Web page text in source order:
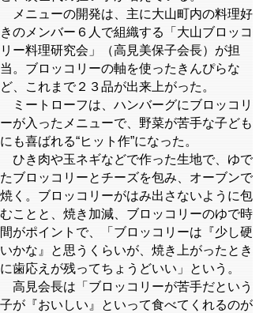
メニューの開発は、主に大山町内の料理好
きのメンバー６人で組織する「大山ブロッコ
リー料理研究会」（高見美保子会長）が担
当。ブロッコリーの軸を使ったきんぴらな
ど、これまで２３品が出来上がった。
ミートローフは、ハンバーグにブロッコリ
ーが入ったメニューで、野菜が苦手な子ども
にも喜ばれる“ヒット作”になった。
ひき肉や玉ネギなどで作った生地で、ゆで
たブロッコリーとチーズを包み、オーブンで
焼く。ブロッコリーがはみ出さないように包
むことと、焼き加減、ブロッコリーのゆで時
間がポイントで、「ブロッコリーは『少し硬
いかな』と思うくらいが、焼き上がったとき
に歯応えが残ってちょうどいい」という。
高見会長は「ブロッコリーが苦手だという
子が『おいしい』といって食べてくれるのが